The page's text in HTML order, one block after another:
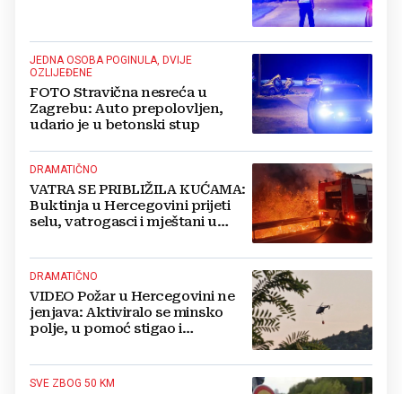
JEDNA OSOBA POGINULA, DVIJE
OZLIJEĐENE
FOTO Stravična nesreća u
Zagrebu: Auto prepolovljen,
udario je u betonski stup
DRAMATIČNO
VATRA SE PRIBLIŽILA KUĆAMA:
Buktinja u Hercegovini prijeti
selu, vatrogasci i mještani u
DRAMATIČNO
VIDEO Požar u Hercegovini ne
jenjava: Aktiviralo se minsko
polje, u pomoć stigao i
SVE ZBOG 50 KM